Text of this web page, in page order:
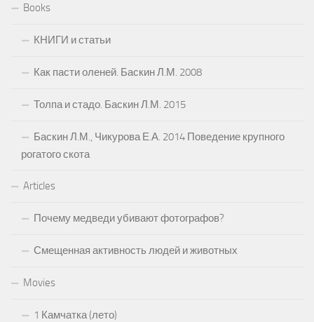
Books
КНИГИ и статьи
Как пасти оленей. Баскин Л.М. 2008
Толпа и стадо. Баскин Л.М. 2015
Баскин Л.М., Чикурова Е.А. 2014 Поведение крупного
рогатого скота
Articles
Почему медведи убивают фотографов?
Смещенная активность людей и животных
Movies
1 Камчатка (лето)